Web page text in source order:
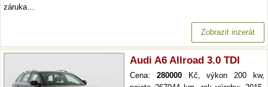
záruka…
Zobrazit inzerát
Audi A6 Allroad 3.0 TDI
Cena: 280000Kč, výkon 200 kw,